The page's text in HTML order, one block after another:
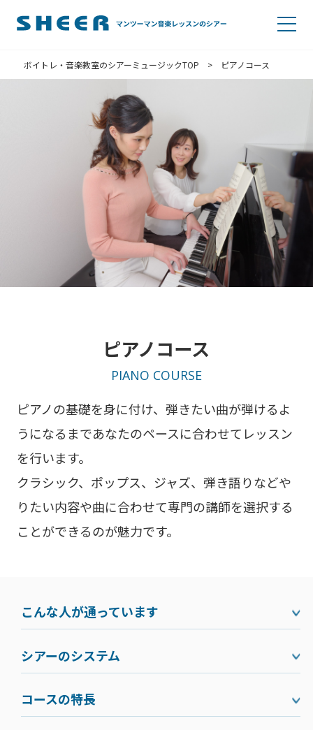
ボイトレ・音楽教室のシアーミュージックTOP > ピアノコース
ピアノコース
PIANO COURSE
ピアノの基礎を身に付け、弾きたい曲が弾けるよ
うになるまであなたのペースに合わせてレッスン
を行います。
クラシック、ポップス、ジャズ、弾き語りなどや
りたい内容や曲に合わせて専門の講師を選択する
ことができるのが魅力です。
こんな人が通っています
シアーのシステム
コースの特長